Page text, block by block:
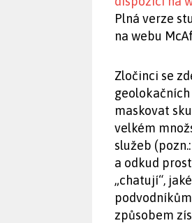
Plná verze
na webu
Zločinci se
maskovat
velkém
služeb
a odkud
„chatují“,
způsobem